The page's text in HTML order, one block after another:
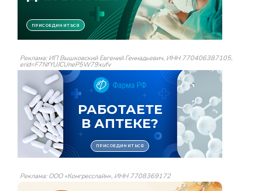
Реклама: ИП Вышковский Евгений Геннадьевич, ИНН 770406387105,
erid=F7NfYUJCUneP5W79xufv
Реклама: ООО «Конгресслайн», ИНН 7708369172